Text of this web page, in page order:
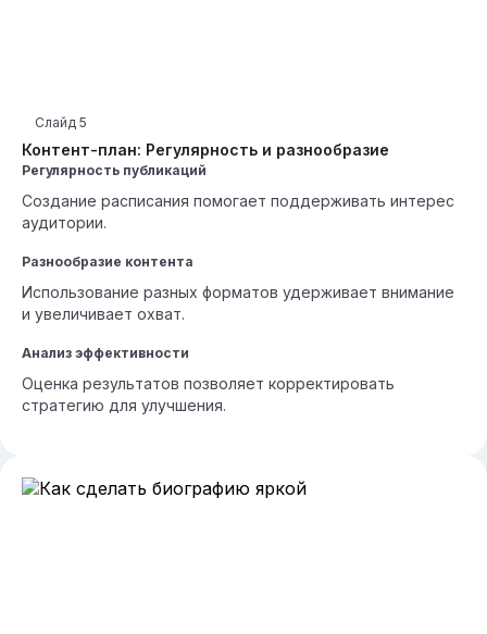
Контент-план: Регулярность и разнообразие
Слайд 5
Регулярность публикаций
Создание расписания помогает поддерживать интерес
аудитории.
Разнообразие контента
Использование разных форматов удерживает внимание
и увеличивает охват.
Анализ эффективности
Оценка результатов позволяет корректировать
стратегию для улучшения.